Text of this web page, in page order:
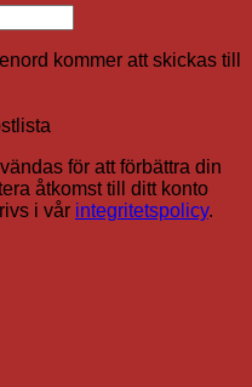
kommer att skickas till
för att förbättra din
åtkomst till ditt konto
i vår integritetspolicy.